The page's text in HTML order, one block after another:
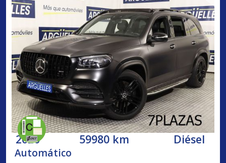
2020 59980 km Diésel
Automático